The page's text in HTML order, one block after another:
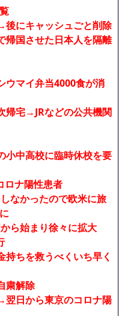
にキャッシュごと削除
国させた日本人を隔離
マイ弁当4000食が消
宅→JRなどの公共機関
中高校に臨時休校を要
ナ陽性患者
なかったので欧米に旅
ら始まり徐々に拡大
ちを救うべくいち早く
粛解除
日から東京のコロナ陽